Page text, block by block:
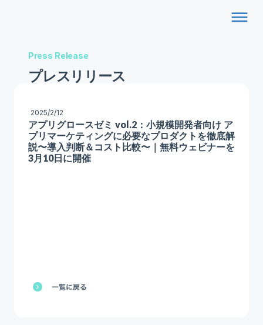
dehaze
Press Release
プレスリリース
2025/2/12
アプリグロースゼミ vol.2：小規模開発者向け ア
プリマーケティングに必要なプロダクトを徹底解
説〜導入判断＆コスト比較〜｜無料ウェビナーを
3月10日に開催
一覧に戻る